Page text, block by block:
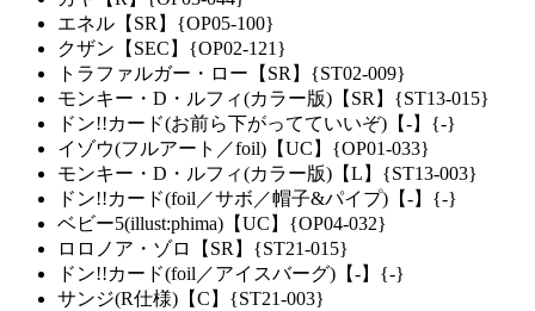
エネル【SR】{OP05-100}
クザン【SEC】{OP02-121}
トラファルガー・ロー【SR】{ST02-009}
モンキー・D・ルフィ(カラー版)【SR】{ST13-015}
ドン!!カード(お前ら下がってていいぞ)【-】{-}
イゾウ(フルアート／foil)【UC】{OP01-033}
モンキー・D・ルフィ(カラー版)【L】{ST13-003}
ドン!!カード(foil／サボ／帽子&パイプ)【-】{-}
ベビー5(illust:phima)【UC】{OP04-032}
ロロノア・ゾロ【SR】{ST21-015}
ドン!!カード(foil／アイスバーグ)【-】{-}
サンジ(R仕様)【C】{ST21-003}